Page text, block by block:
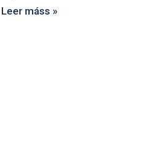
Leer máss »